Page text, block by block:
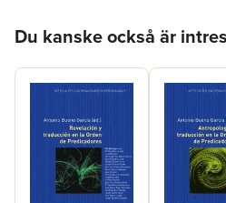
Du kanske också är